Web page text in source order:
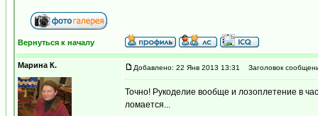
Вернуться к началу
Марина К. Добавлено: 22 Янв 2013 13:31 Заголовок
Точно! Рукоделие вообще и лозоплетение в
ломается...